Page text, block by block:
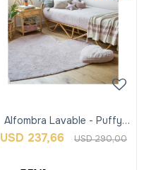
Alfombra Lavable - Puffy
Love - Lorena Canals
USD 237,66 USD290,00